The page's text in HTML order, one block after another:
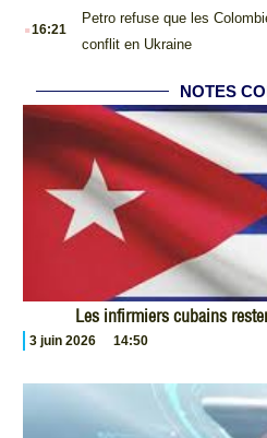
.16:21
Petro refuse que les
conflit en Ukraine
NOTES
Les infirmiers cubains
3 juin 2026 14:50